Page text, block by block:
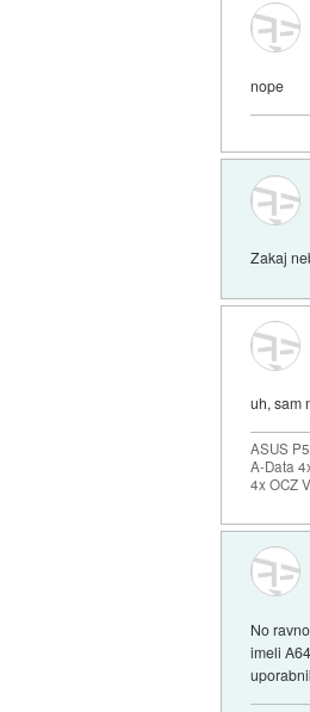
nope
Zakaj
uh, sam
ASUS
A-Data
4x OCZ
No
imeli